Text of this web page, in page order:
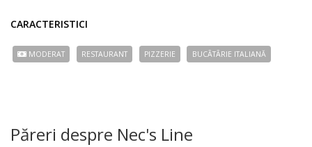
CARACTERISTICI
MODERAT RESTAURANT PIZZERIE BUCÃTÃRIE ITALIANĂ
Păreri despre Nec's Line